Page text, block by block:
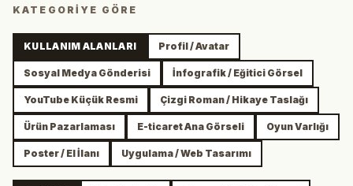
KATEGORIYE GÖRE
KULLANIM ALANLARI Profil / Avatar
Sosyal Medya Gönderisi İnfografik / Eğitici Görsel
YouTube Küçük Resmi Çizgi Roman / Hikaye Taslağı
Ürün Pazarlaması E-ticaret Ana Görseli Oyun Varlığı
Poster / El İlanı Uygulama / Web Tasarımı